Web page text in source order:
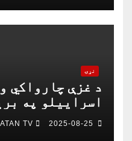
نړۍ
د غزې چارواکي
اسراییلو په
باندې
خبریالان وژل
2025-08-25
TV